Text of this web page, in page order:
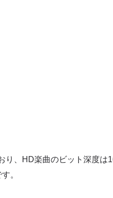
り、HD楽曲のビット深度は
。